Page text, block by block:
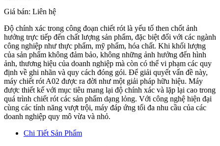
Giá bán: Liên hệ
Độ chính xác trong công đoạn chiết rót là yếu tố then chốt ảnh
hưởng trực tiếp đến chất lượng sản phẩm, đặc biệt đối với các ngành
công nghiệp như thực phẩm, mỹ phẩm, hóa chất. Khi khối lượng
của sản phẩm không đảm bảo, không những ảnh hưởng đến hình
ảnh, thương hiệu của doanh nghiệp mà còn có thể vi phạm các quy
định về ghi nhãn và quy cách đóng gói. Để giải quyết vấn đề này,
máy chiết rót A02 được ra đời như một giải pháp hữu hiệu. Máy
được thiết kế với mục tiêu mang lại độ chính xác và lặp lại cao trong
quá trình chiết rót các sản phẩm dạng lỏng. Với công nghệ hiện đại
cùng các tính năng vượt trội, máy đáp ứng tối đa nhu cầu của các
doanh nghiệp quy mô vừa và nhỏ.
Chi Tiết Sản Phẩm